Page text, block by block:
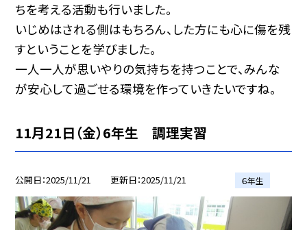
ちを考える活動も行いました。
いじめはされる側はもちろん、した方にも心に傷を残
すということを学びました。
一人一人が思いやりの気持ちを持つことで、みんな
が安心して過ごせる環境を作っていきたいですね。
11月21日（金）6年生 調理実習
公開日 2025/11/21 更新日 2025/11/21 ６年生